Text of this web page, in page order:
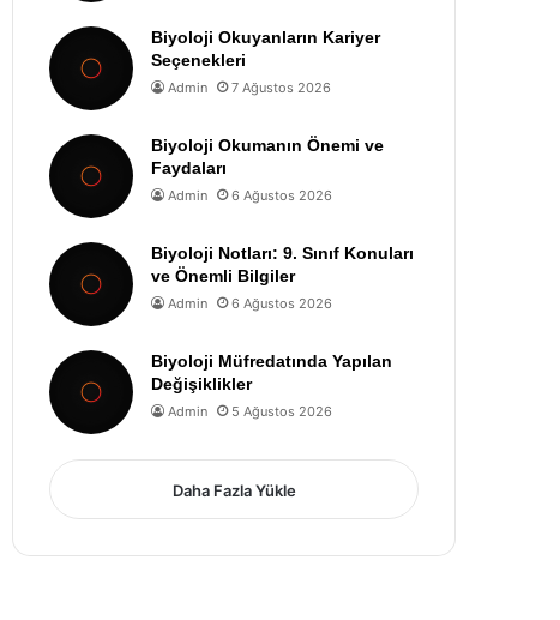
Biyoloji Okuyanların Kariyer
Seçenekleri
Admin 7 Ağustos 2026
Biyoloji Okumanın Önemi ve
Faydaları
Admin 6 Ağustos 2026
Biyoloji Notları: 9. Sınıf Konuları
ve Önemli Bilgiler
Admin 6 Ağustos 2026
Biyoloji Müfredatında Yapılan
Değişiklikler
Admin 5 Ağustos 2026
Daha Fazla Yükle